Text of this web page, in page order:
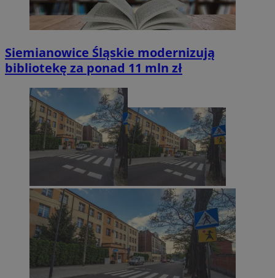
Siemianowice Śląskie modernizują
bibliotekę za ponad 11 mln zł